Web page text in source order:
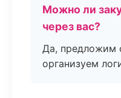
Можно ли
через вас?
Да, предложим
организуем